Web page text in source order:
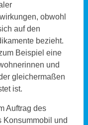
obwohl
auf den
bezieht.
Beispiel eine
und
gleichermaßen
ist.
Auftrag des
Konsummobil und